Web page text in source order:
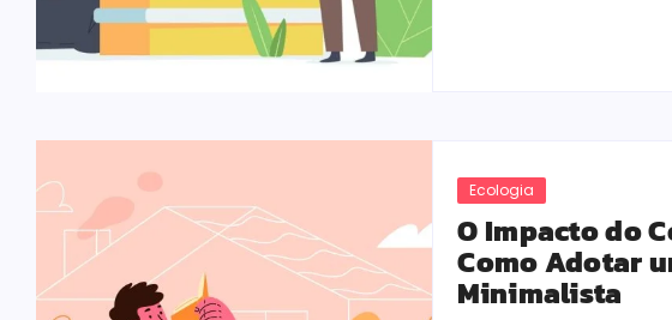
Ecologia
O Impacto do
Como Adotar
Minimalista